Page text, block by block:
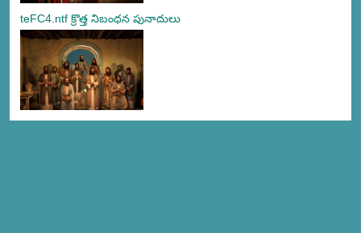
teFC4.ntf క్రొత్త నిబంధన పునాదులు